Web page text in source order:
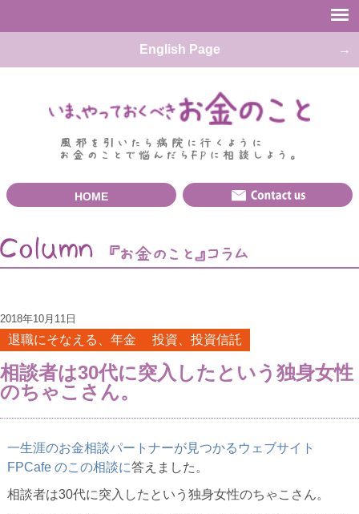
English Page
HOME
2018年10月11日
退職にそなえる、年金 投資、投資信託
相談者は30代に突入したという独身女性
のちゃこさん。
一生涯のお金相談パートナーが見つかるウェブサイト
FPCafe のこの相談に答えました。
相談者は30代に突入したという独身女性のちゃこさん。